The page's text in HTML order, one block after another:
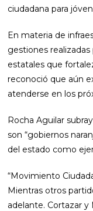
ciudadana para
En materia de
gestiones
estatales que
reconoció que aún
atenderse en los
Rocha Aguilar
son “gobiernos
del estado como
“Movimiento
Mientras otros
adelante. Cortazar